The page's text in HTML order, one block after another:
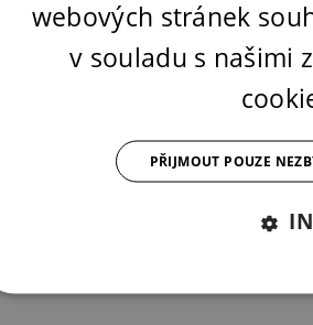
webových stránek
v souladu s našimi
PŘIJMOUT POUZE